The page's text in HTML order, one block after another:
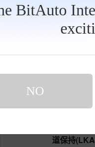
BitAuto
NO
菱智
0，匹配
缓降、上坡
全气帘、手
道保持